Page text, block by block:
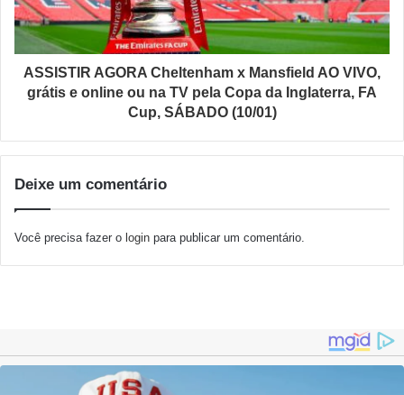
ASSISTIR AGORA Cheltenham x Mansfield AO VIVO,
grátis e online ou na TV pela Copa da Inglaterra, FA
Cup, SÁBADO (10/01)
Deixe um comentário
Você precisa fazer o login para publicar um comentário.